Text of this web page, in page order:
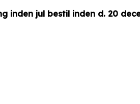
inden jul bestil inden d. 20